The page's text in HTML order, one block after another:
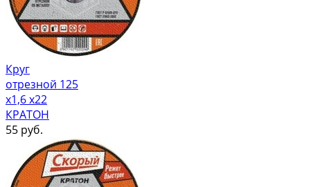
Круг
отрезной 125
х1,6 х22
КРАТОН
55 руб.